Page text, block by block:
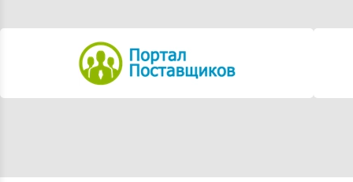
Флаги министерств и ведомств РФ